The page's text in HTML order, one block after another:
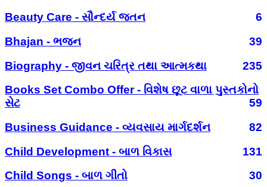
Beauty Care - સૌન્દર્ય જતન
6
Bhajan - ભજન
39
Biography - જીવન ચરિત્ર તથા આત્મકથા
235
Books Set Combo Offer - વિશેષ છૂટ વાળા પુસ્તકોનો
સેટ
59
Business Guidance - વ્યવસાય માર્ગદર્શન
82
Child Development - બાળ વિકાસ
131
Child Songs - બાળ ગીતો
30